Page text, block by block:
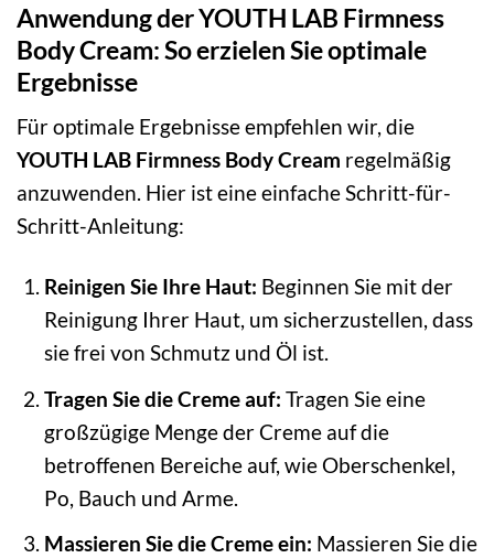
Anwendung der YOUTH LAB Firmness
Body Cream: So erzielen Sie optimale
Ergebnisse
Für optimale Ergebnisse empfehlen wir, die
YOUTH LAB Firmness Body Cream regelmäßig
anzuwenden. Hier ist eine einfache Schritt-für-
Schritt-Anleitung:
Reinigen Sie Ihre Haut: Beginnen Sie mit der
Reinigung Ihrer Haut, um sicherzustellen, dass
sie frei von Schmutz und Öl ist.
Tragen Sie die Creme auf: Tragen Sie eine
großzügige Menge der Creme auf die
betroffenen Bereiche auf, wie Oberschenkel,
Po, Bauch und Arme.
Massieren Sie die Creme ein: Massieren Sie die